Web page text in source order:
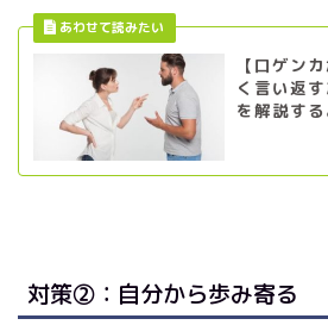
【口ゲン
く言い返
を解説する
対策②：自分から歩み寄る